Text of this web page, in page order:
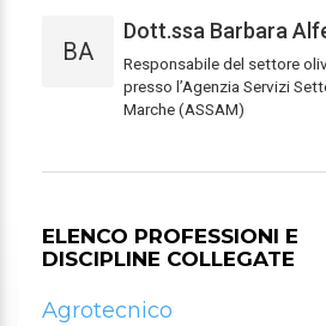
BA
Dott.ssa Barbara
Responsabile del settore
presso l’Agenzia Servizi
Marche (ASSAM)
ELENCO PROFESSIONI E
DISCIPLINE COLLEGATE
Agrotecnico